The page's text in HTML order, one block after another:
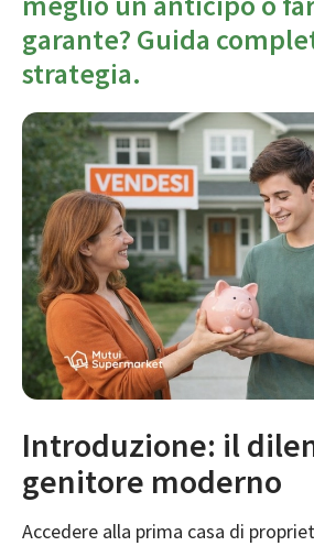
garante? Guida
strategia.
Introduzione: il
genitore moderno
Accedere alla prima casa di